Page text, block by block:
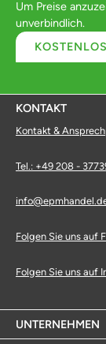
Um Preise
unverbindlich.
KONTAKT
Kontakt &
Tel.: +49 208 -
Folgen Sie uns auf
Folgen Sie uns auf
UNTERNEHMEN